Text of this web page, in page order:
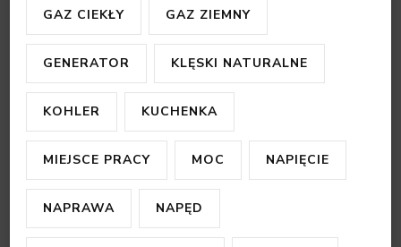
GAZ CIEKŁY GAZ ZIEMNY
GENERATOR KLĘSKI NATURALNE
KOHLER KUCHENKA
MIEJSCE PRACY MOC NAPIĘCIE
NAPRAWA NAPĘD